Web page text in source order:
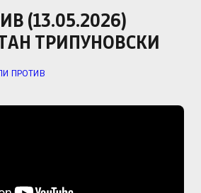
(13.05.2026)
ТРИПУНОВСКИ
ПРОТИВ